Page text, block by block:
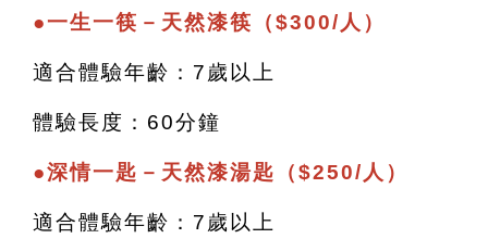
●一生一筷－天然漆筷（$300/人）
適合體驗年齡：7歲以上
體驗長度：60分鐘
●深情一匙－天然漆湯匙（$250/人）
適合體驗年齡：7歲以上